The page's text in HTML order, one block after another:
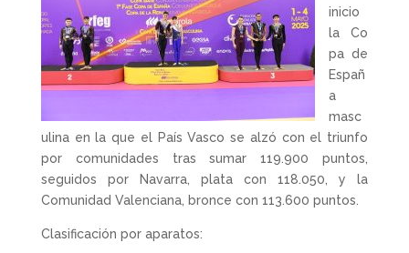
inicio
la Co
pa de
Españ
a
masc
ulina en la que el País Vasco se alzó con el triunfo
por comunidades tras sumar 119.900 puntos,
seguidos por Navarra, plata con 118.050, y la
Comunidad Valenciana, bronce con 113.600 puntos.
Clasificación por aparatos: